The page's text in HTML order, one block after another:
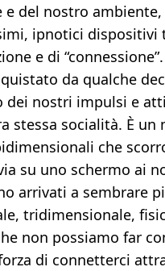
e del nostro
ipnotici dispositivi
e di
da qualche
dei nostri impulsi e
stessa socialità. È un
che
su uno schermo ai
arrivati a sembrare
tridimensionale,
non possiamo far
di connetterci